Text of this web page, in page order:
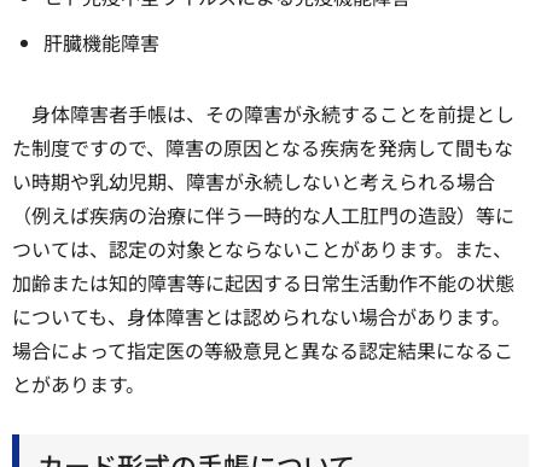
肝臓機能障害
身体障害者手帳は、その障害が永続することを前提とし
た制度ですので、障害の原因となる疾病を発病して間もな
い時期や乳幼児期、障害が永続しないと考えられる場合
（例えば疾病の治療に伴う一時的な人工肛門の造設）等に
ついては、認定の対象とならないことがあります。また、
加齢または知的障害等に起因する日常生活動作不能の状態
についても、身体障害とは認められない場合があります。
場合によって指定医の等級意見と異なる認定結果になるこ
とがあります。